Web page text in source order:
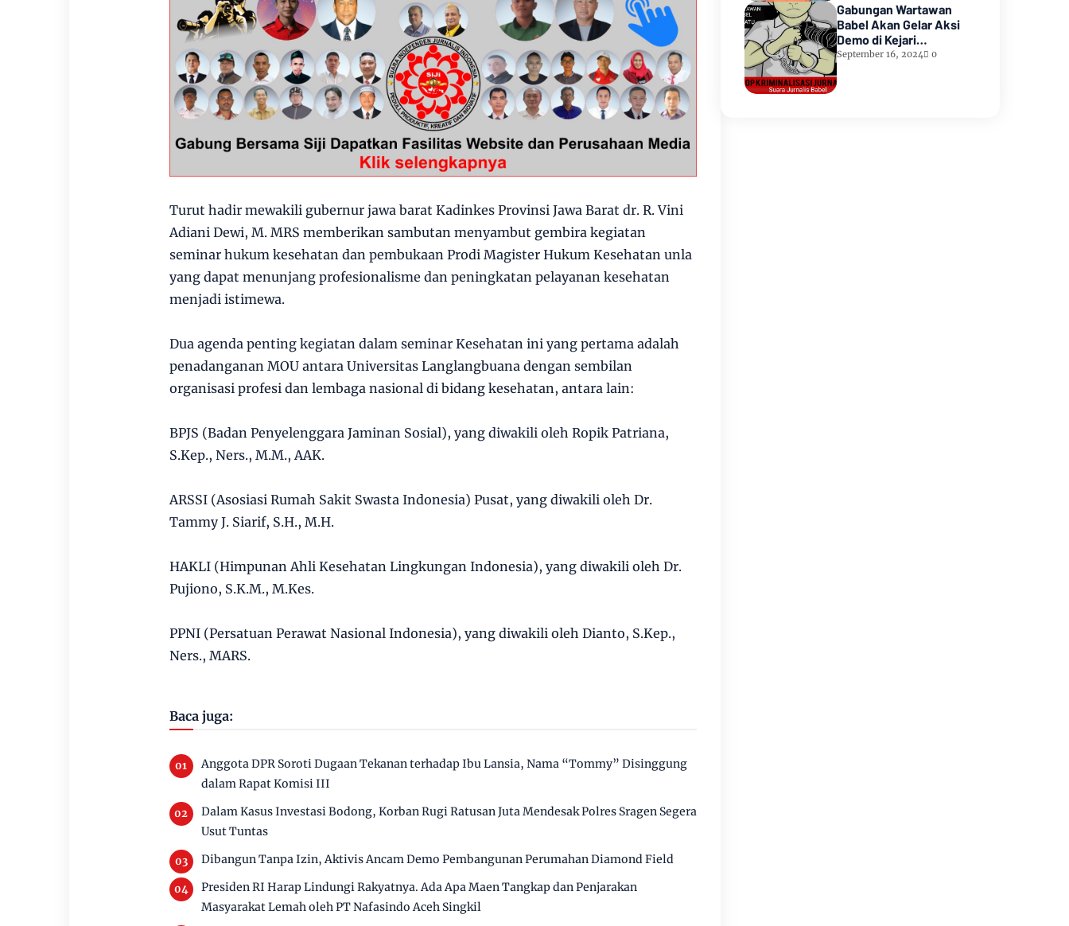
Turut hadir mewakili gubernur jawa barat Kadinkes Provinsi Jawa Barat dr. R. Vini
Adiani Dewi, M. MRS memberikan sambutan menyambut gembira kegiatan
seminar hukum kesehatan dan pembukaan Prodi Magister Hukum Kesehatan unla
yang dapat menunjang profesionalisme dan peningkatan pelayanan kesehatan
menjadi istimewa.
Dua agenda penting kegiatan dalam seminar Kesehatan ini yang pertama adalah
penadanganan MOU antara Universitas Langlangbuana dengan sembilan
organisasi profesi dan lembaga nasional di bidang kesehatan, antara lain:
BPJS (Badan Penyelenggara Jaminan Sosial), yang diwakili oleh Ropik Patriana,
S.Kep., Ners., M.M., AAK.
ARSSI (Asosiasi Rumah Sakit Swasta Indonesia) Pusat, yang diwakili oleh Dr.
Tammy J. Siarif, S.H., M.H.
HAKLI (Himpunan Ahli Kesehatan Lingkungan Indonesia), yang diwakili oleh Dr.
Pujiono, S.K.M., M.Kes.
PPNI (Persatuan Perawat Nasional Indonesia), yang diwakili oleh Dianto, S.Kep.,
Ners., MARS.
Baca juga:
Anggota DPR Soroti Dugaan Tekanan terhadap Ibu Lansia, Nama “Tommy” Disinggung
dalam Rapat Komisi III
Dalam Kasus Investasi Bodong, Korban Rugi Ratusan Juta Mendesak Polres Sragen Segera
Usut Tuntas
Dibangun Tanpa Izin, Aktivis Ancam Demo Pembangunan Perumahan Diamond Field
Presiden RI Harap Lindungi Rakyatnya. Ada Apa Maen Tangkap dan Penjarakan
Masyarakat Lemah oleh PT Nafasindo Aceh Singkil
Gabungan Wartawan
Babel Akan Gelar Aksi
Demo di Kejari
Pangkalpinang
September 16, 2024 0